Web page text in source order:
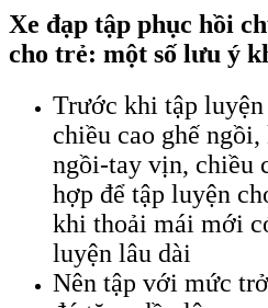
Xe đạp tập phục hồi
cho trẻ: một số lưu ý
Trước khi tập
chiều cao ghế
ngồi-tay vịn, chiều
hợp để tập luyện
khi thoải mái mới
luyện lâu dài
Nên tập với mức